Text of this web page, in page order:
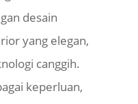
desain
yang elegan,
canggih.
keperluan,